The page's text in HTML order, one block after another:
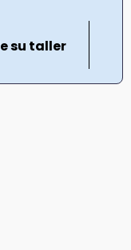
su taller